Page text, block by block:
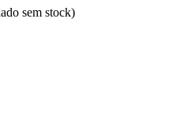
sem stock)